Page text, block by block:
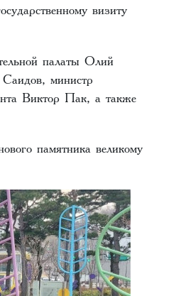
визиту
палаты Олий
министр
Виктор Пак, а также
памятника великому